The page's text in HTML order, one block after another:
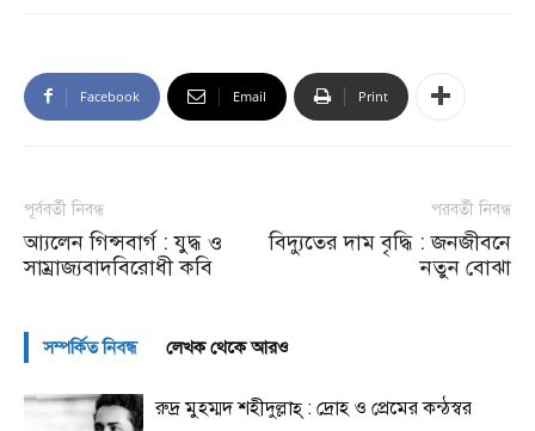
Facebook Email Print
পূর্ববর্তী নিবন্ধ
আ্যলেন গিন্সবার্গ : যুদ্ধ ও
সাম্রাজ্যবাদবিরোধী কবি
পরবর্তী নিবন্ধ
বিদ্যুতের দাম বৃদ্ধি : জনজীবনে
নতুন বোঝা
সম্পর্কিত নিবন্ধ লেখক থেকে আরও
রুদ্র মুহম্মদ শহীদুল্লাহ্ : দ্রোহ ও প্রেমের কন্ঠস্বর